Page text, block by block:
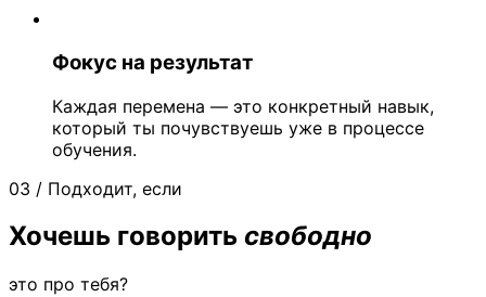
Фокус на результат
Каждая перемена — это конкретный навык,
который ты почувствуешь уже в процессе
обучения.
03 / Подходит, если
Хочешь говорить свободно
это про тебя?